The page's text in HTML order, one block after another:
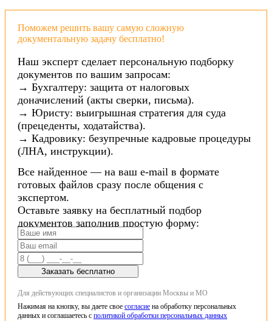
Поможем решить вашу самую сложную
документальную задачу бесплатно!
Наш эксперт сделает персональную подборку
документов по вашим запросам:
→ Бухгалтеру: защита от налоговых
доначислений (акты сверки, письма).
→ Юристу: выигрышная стратегия для суда
(прецеденты, ходатайства).
→ Кадровику: безупречные кадровые процедуры
(ЛНА, инструкции).
Все найденное — на ваш e-mail в формате
готовых файлов сразу после общения с
экспертом.
Оставьте заявку на бесплатный подбор
документов заполнив простую форму:
Заказать бесплатно
Для действующих специалистов и организации Москвы и МО
Нажимая на кнопку, вы даете свое согласие на обработку персональных
данных и соглашаетесь с политикой обработки персональных данных